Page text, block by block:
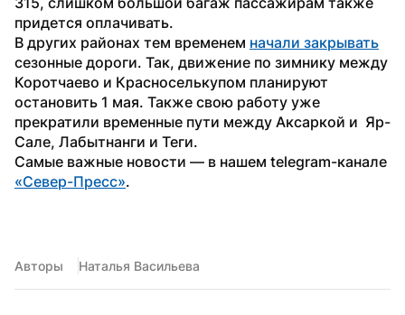
придется оплачивать.
В других районах тем временем начали закрывать
сезонные дороги. Так, движение по зимнику между
Коротчаево и Красноселькупом планируют
остановить 1 мая. Также свою работу уже
прекратили временные пути между Аксаркой и  Яр-
Сале, Лабытнанги и Теги.
«Север-Пресс».
Авторы Наталья Васильева